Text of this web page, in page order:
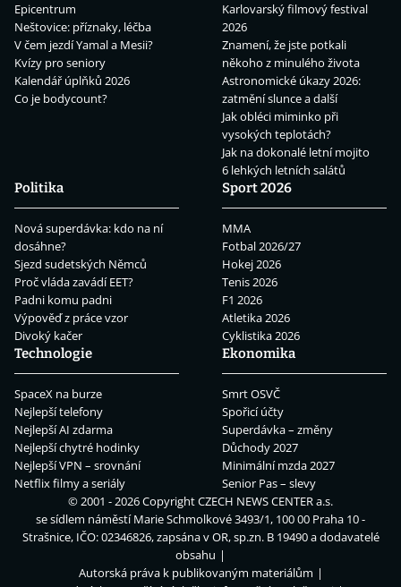
Epicentrum
Neštovice: příznaky, léčba
V čem jezdí Yamal a Mesii?
Kvízy pro seniory
Kalendář úplňků 2026
Co je bodycount?
Karlovarský filmový festival
2026
Znamení, že jste potkali
někoho z minulého života
Astronomické úkazy 2026:
zatmění slunce a další
Jak obléci miminko při
vysokých teplotách?
Jak na dokonalé letní mojito
6 lehkých letních salátů
Politika
Nová superdávka: kdo na ní
dosáhne?
Sjezd sudetských Němců
Proč vláda zavádí EET?
Padni komu padni
Výpověď z práce vzor
Divoký kačer
Sport 2026
MMA
Fotbal 2026/27
Hokej 2026
Tenis 2026
F1 2026
Atletika 2026
Cyklistika 2026
Technologie
SpaceX na burze
Nejlepší telefony
Nejlepší AI zdarma
Nejlepší chytré hodinky
Nejlepší VPN – srovnání
Netflix filmy a seriály
Ekonomika
Smrt OSVČ
Spořicí účty
Superdávka – změny
Důchody 2027
Minimální mzda 2027
Senior Pas – slevy
© 2001 - 2026 CopyrightCZECH NEWS CENTER a.s.
se sídlem náměstí Marie Schmolkové 3493/1, 100 00 Praha 10 -
Strašnice, IČO: 02346826, zapsána v OR, sp.zn. B 19490 a dodavatelé
obsahu
Autorská práva k publikovaným materiálům